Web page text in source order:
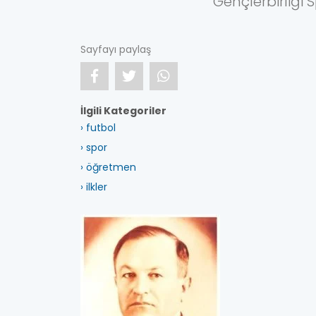
Sayfayı paylaş
İlgili Kategoriler
› futbol
› spor
› öğretmen
› ilkler